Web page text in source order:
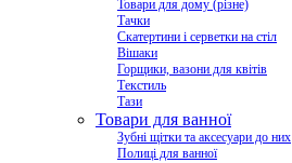
Товари для дому (різне)
Тачки
Скатертини і серветки на стіл
Вішаки
Горщики, вазони для квітів
Текстиль
Тази
Товари для ванної
Зубні щітки та аксесуари до них
Полиці для ванної